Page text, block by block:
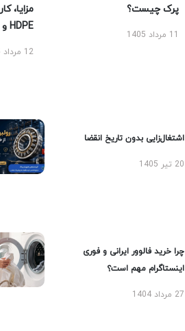
پرک چیست؟
11 مرداد 1405
مزایا،
HDPE و LLDPE
12 مرداد 1405
اشتغال‌زایی بدون تاریخ انقضا
20 تیر 1405
چرا خرید فالوور ایرانی و فوری
اینستاگرام مهم است؟
27 مرداد 1404